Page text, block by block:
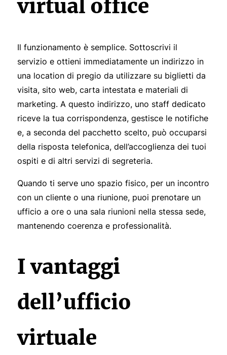
virtual office
Il funzionamento è semplice. Sottoscrivi il
servizio e ottieni immediatamente un indirizzo in
una location di pregio da utilizzare su biglietti da
visita, sito web, carta intestata e materiali di
marketing. A questo indirizzo, uno staff dedicato
riceve la tua corrispondenza, gestisce le notifiche
e, a seconda del pacchetto scelto, può occuparsi
della risposta telefonica, dell’accoglienza dei tuoi
ospiti e di altri servizi di segreteria.
Quando ti serve uno spazio fisico, per un incontro
con un cliente o una riunione, puoi prenotare un
ufficio a ore o una sala riunioni nella stessa sede,
mantenendo coerenza e professionalità.
I vantaggi
dell’ufficio
virtuale